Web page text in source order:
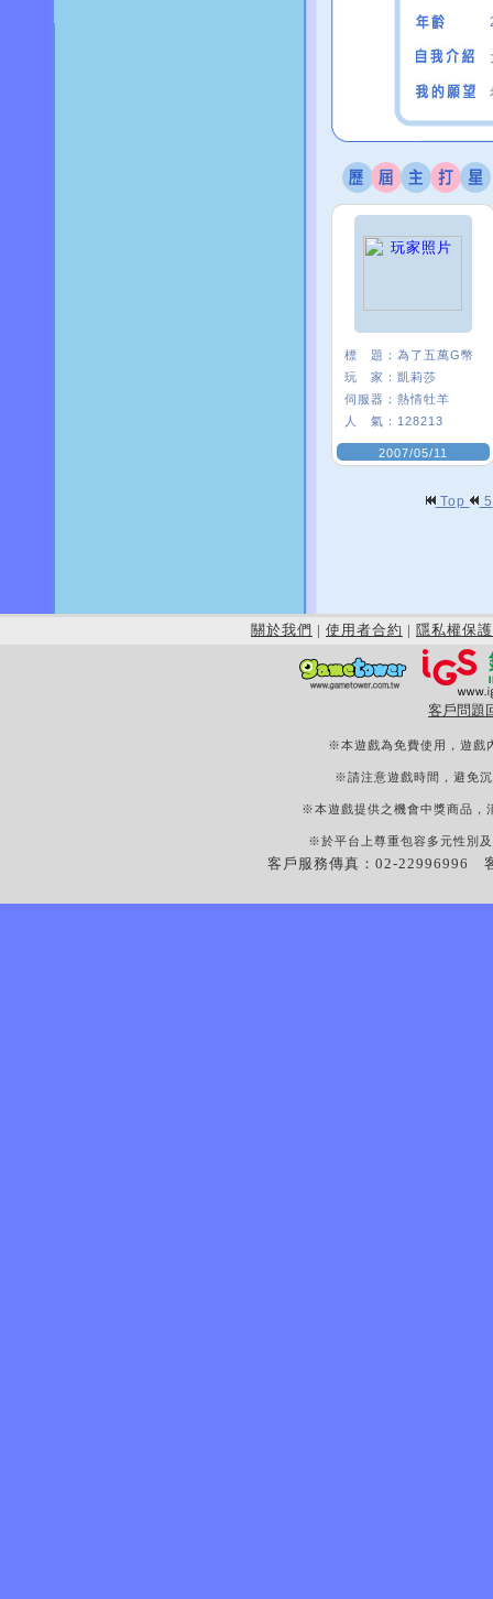
標 題： 為了五萬G幣
玩 家： 凱莉莎
伺服器： 熱情牡羊
人 氣： 128213
2007/05/11
Top 5
關於我們 | 使用者合約 | 隱私權保護
客戶問題
※本遊戲為免費使用，遊戲
※請注意遊戲時間，避免
※本遊戲提供之機會中獎商品，
※於平台上尊重包容多元性別
客戶服務傳真：02-22996996